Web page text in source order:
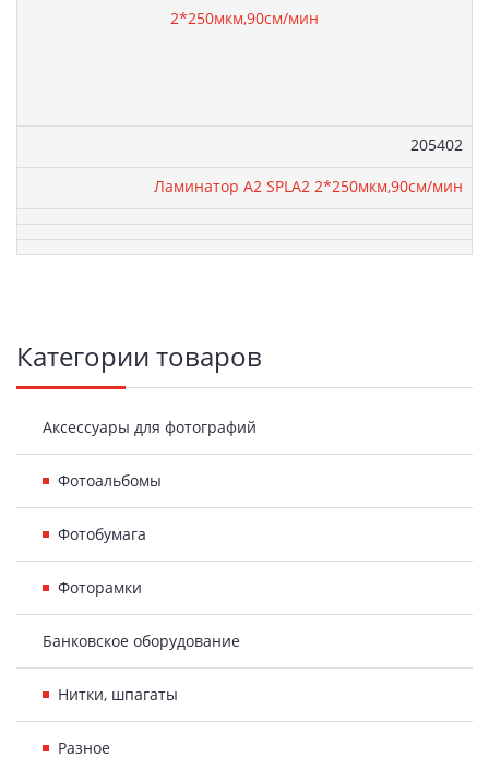
Артикул:
205402
Ламинатор А2 SPLA2 2*250мкм,90см/мин
Боковая
панель
Категории товаров
Аксессуары для фотографий
Фотоальбомы
Фотобумага
Фоторамки
Банковское оборудование
Нитки, шпагаты
Разное